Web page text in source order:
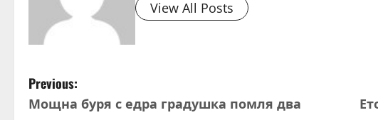
View All Posts
P
Previous:
Мощна буря с едра градушка помля два